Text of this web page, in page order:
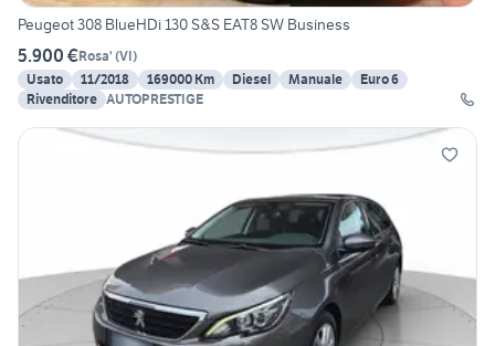
Peugeot 308 BlueHDi 130 S&S EAT8 SW Business
5.900 €Rosa' (VI)
Usato
11/2018 169000 Km Diesel Manuale
Euro 6
Rivenditore AUTOPRESTIGE